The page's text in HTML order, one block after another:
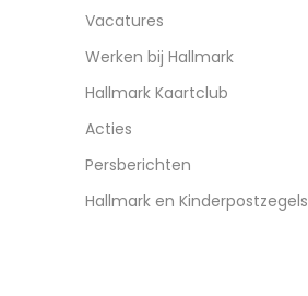
Vacatures
Werken bij Hallmark
Hallmark Kaartclub
Acties
Persberichten
Hallmark en Kinderpostzegels